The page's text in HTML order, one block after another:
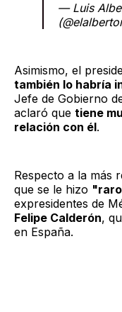
— Luis
Asimismo, el
también lo habría
Jefe de Gobierno
aclaró que tiene
relación con él.
Respecto a la más
que se le hizo
expresidentes de
Felipe Calderón,
en España.